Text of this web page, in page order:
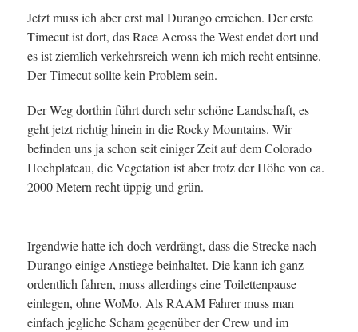
Jetzt muss ich aber erst mal Durango erreichen. Der erste
Timecut ist dort, das Race Across the West endet dort und
es ist ziemlich verkehrsreich wenn ich mich recht entsinne.
Der Timecut sollte kein Problem sein.
Der Weg dorthin führt durch sehr schöne Landschaft, es
geht jetzt richtig hinein in die Rocky Mountains. Wir
befinden uns ja schon seit einiger Zeit auf dem Colorado
Hochplateau, die Vegetation ist aber trotz der Höhe von ca.
2000 Metern recht üppig und grün.
Irgendwie hatte ich doch verdrängt, dass die Strecke nach
Durango einige Anstiege beinhaltet. Die kann ich ganz
ordentlich fahren, muss allerdings eine Toilettenpause
einlegen, ohne WoMo. Als RAAM Fahrer muss man
einfach jegliche Scham gegenüber der Crew und im